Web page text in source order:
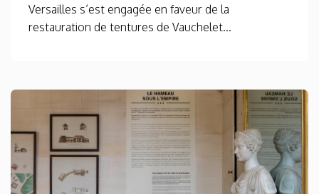
Versailles s’est engagée en faveur de la
restauration de tentures de Vauchelet...